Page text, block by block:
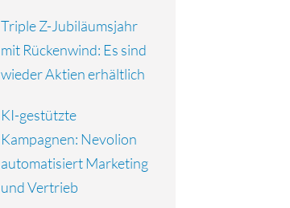
Triple Z-Jubiläumsjahr
mit Rückenwind: Es sind
wieder Aktien erhältlich
KI-gestützte
Kampagnen: Nevolion
automatisiert Marketing
und Vertrieb